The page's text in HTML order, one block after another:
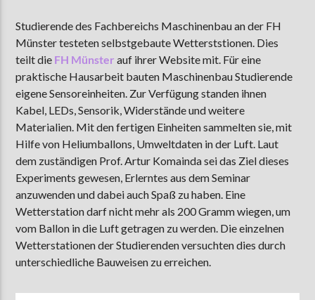
AKTUELLE SENDUNG
MOEBIUS
12:00 18:00
ZU HÖREN INMünster90,9 MHzSteinfurt103,9 MHz
Studierende des Fachbereichs Maschinenbau an der FH
Münster testeten selbstgebaute Wetterststionen. Dies
teilt die FH Münster auf ihrer Website mit. Für eine
praktische Hausarbeit bauten Maschinenbau Studierende
eigene Sensoreinheiten. Zur Verfügung standen ihnen
Kabel, LEDs, Sensorik, Widerstände und weitere
Materialien. Mit den fertigen Einheiten sammelten sie, mit
Hilfe von Heliumballons, Umweltdaten in der Luft. Laut
dem zuständigen Prof. Artur Komainda sei das Ziel dieses
Experiments gewesen, Erlerntes aus dem Seminar
anzuwenden und dabei auch Spaß zu haben. Eine
Wetterstation darf nicht mehr als 200 Gramm wiegen, um
vom Ballon in die Luft getragen zu werden. Die einzelnen
Wetterstationen der Studierenden versuchten dies durch
unterschiedliche Bauweisen zu erreichen.